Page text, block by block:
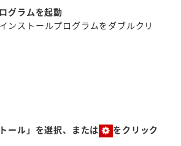
グラムを起動
ンストールプログラムをダブルクリ
ール」を選択、または
をクリック